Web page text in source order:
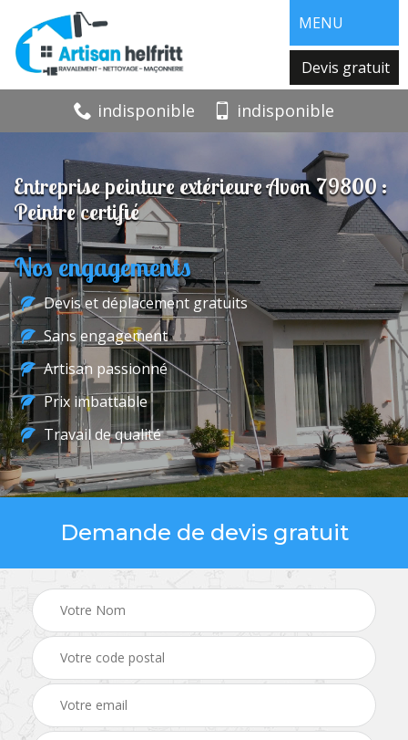
MENU
Devis gratuit
indisponible indisponible
Entreprise peinture extérieure Avon 79800 :
Peintre certifié
Nos engagements
Devis et déplacement gratuits
Sans engagement
Artisan passionné
Prix imbattable
Travail de qualité
Demande de devis gratuit